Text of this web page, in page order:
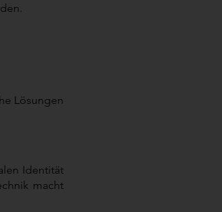
Lösungen
Identität
macht